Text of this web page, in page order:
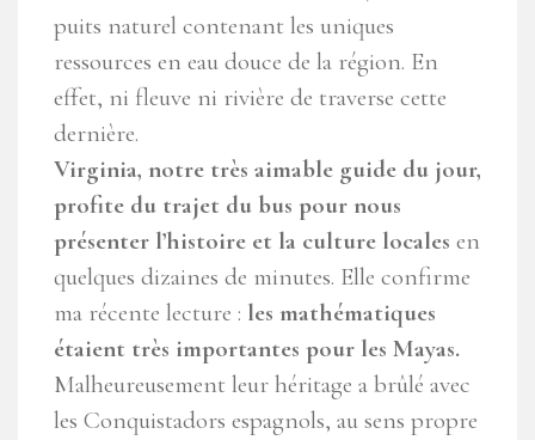
puits naturel contenant les uniques
ressources en eau douce de la région. En
effet, ni fleuve ni rivière de traverse cette
dernière.
Virginia, notre très aimable guide du jour,
profite du trajet du bus pour nous
présenter l’histoire et la culture locales en
quelques dizaines de minutes. Elle confirme
ma récente lecture : les mathématiques
étaient très importantes pour les Mayas.
Malheureusement leur héritage a brûlé avec
les Conquistadors espagnols, au sens propre